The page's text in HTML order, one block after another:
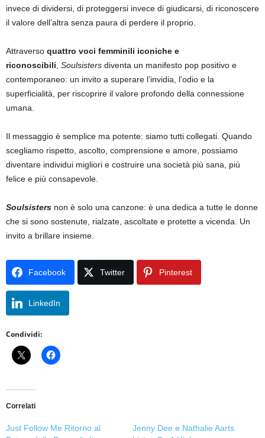
invece di dividersi, di proteggersi invece di giudicarsi, di riconoscere
il valore dell’altra senza paura di perdere il proprio.
Attraverso quattro voci femminili iconiche e
riconoscibili, Soulsisters diventa un manifesto pop positivo e
contemporaneo: un invito a superare l’invidia, l’odio e la
superficialità, per riscoprire il valore profondo della connessione
umana.
Il messaggio è semplice ma potente: siamo tutti collegati. Quando
scegliamo rispetto, ascolto, comprensione e amore, possiamo
diventare individui migliori e costruire una società più sana, più
felice e più consapevole.
Soulsisters non è solo una canzone: è una dedica a tutte le donne
che si sono sostenute, rialzate, ascoltate e protette a vicenda. Un
invito a brillare insieme.
Facebook Twitter Pinterest
LinkedIn
Condividi:
Correlati
Just Follow Me Ritorno al
Jenny Dee e Nathalie Aarts